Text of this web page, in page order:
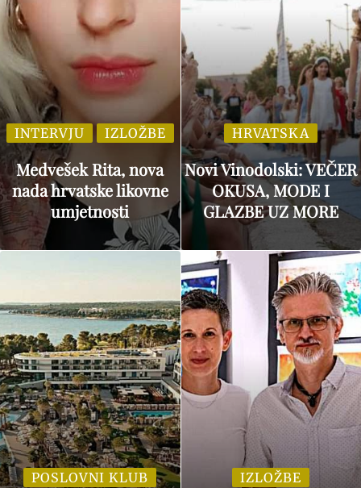
INTERVJU IZLOŽBE
Medvešek Rita, nova
nada hrvatske likovne
umjetnosti
HRVATSKA
Novi Vinodolski: VEČER
OKUSA, MODE I
GLAZBE UZ MORE
POSLOVNI KLUB IZLOŽBE